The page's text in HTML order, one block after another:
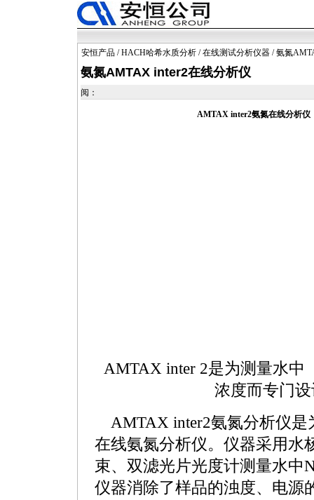
安恒产品 /HACH哈希水质分析 /在线测试分析仪器 / 氨氮
氨氮AMTAX inter2在线分析仪
阅：
AMTAX inter2氨氮在线分析仪
AMTAXinter 2是为测量水中
浓度而专门
AMTAX inter2氨氮分析仪是
在线氨氮分析仪。仪器采用
束、双滤光片光度计测量水中
仪器消除了样品的浊度、电源